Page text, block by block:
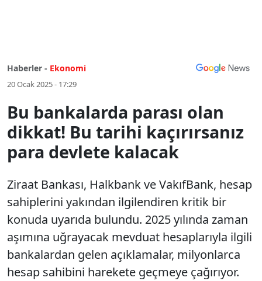
Haberler - Ekonomi
20 Ocak 2025 - 17:29
Bu bankalarda parası olan
dikkat! Bu tarihi kaçırırsanız
para devlete kalacak
Ziraat Bankası, Halkbank ve VakıfBank, hesap
sahiplerini yakından ilgilendiren kritik bir
konuda uyarıda bulundu. 2025 yılında zaman
aşımına uğrayacak mevduat hesaplarıyla ilgili
bankalardan gelen açıklamalar, milyonlarca
hesap sahibini harekete geçmeye çağırıyor.